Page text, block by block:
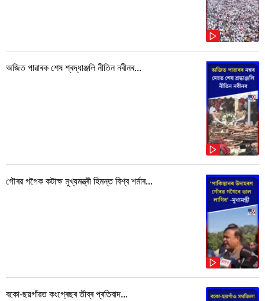
অজিত পাৱাৰক শেষ শ্ৰদ্ধাঞ্জলি নীতিন নবীনৰ...
গৌৰৱ গগৈক কটাক্ষ মুখ্যমন্ত্ৰী হিমন্ত বিশ্ব শৰ্মাৰ...
বকো-ছয়গাঁৱত কংগ্ৰেছৰ তীব্ৰ প্ৰতিবাদ...